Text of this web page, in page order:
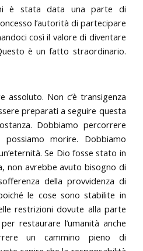
è stata data una parte di
l’autorità di partecipare
così il valore di diventare
è un fatto straordinario.
assoluto. Non c’è transigenza
preparati a seguire questa
Dobbiamo percorrere
morire. Dobbiamo
Se Dio fosse stato in
non avrebbe avuto bisogno di
della provvidenza di
le cose sono stabilite in
restrizioni dovute alla parte
restaurare l’umanità anche
un cammino pieno di